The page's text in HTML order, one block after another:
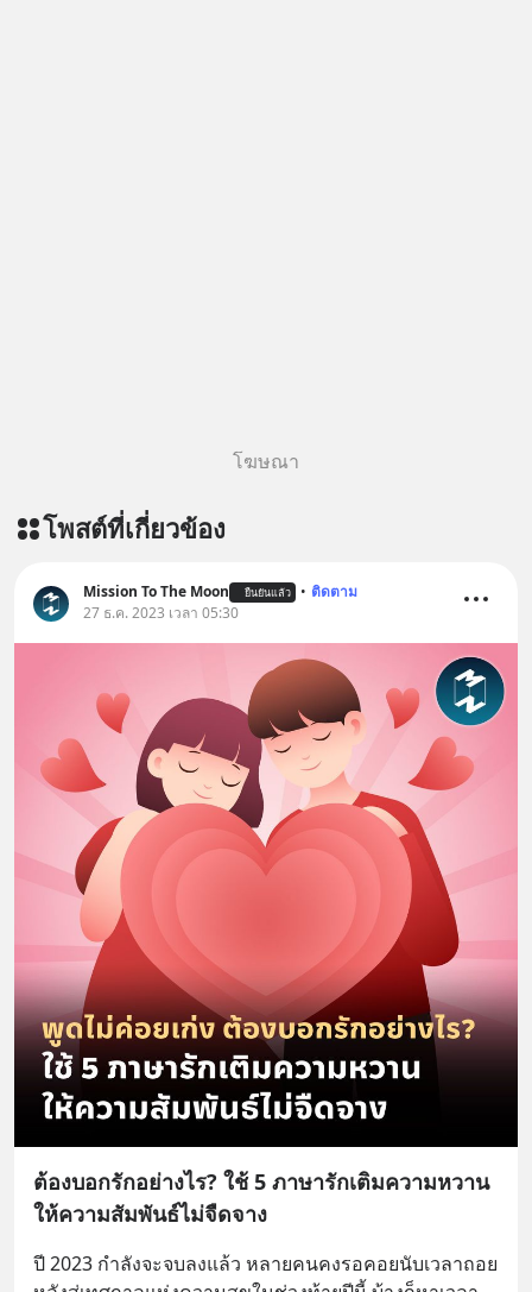
โฆษณา
โพสต์ที่เกี่ยวข้อง
Mission To The Moon ยืนยันแล้ว • ติดตาม
27 ธ.ค. 2023 เวลา 05:30
ต้องบอกรักอย่างไร? ใช้ 5 ภาษารักเติมความหวาน
ให้ความสัมพันธ์ไม่จืดจาง
ปี 2023 กำลังจะจบลงแล้ว หลายคนคงรอคอยนับเวลาถอย